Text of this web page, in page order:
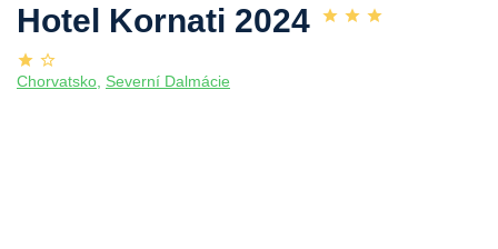
Hotel Kornati 2024
Chorvatsko, Severní Dalmácie